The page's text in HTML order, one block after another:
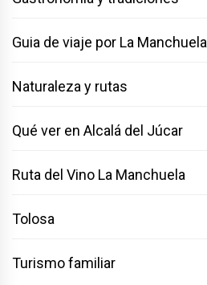
Guia de viaje por La Manchuela
Naturaleza y rutas
Qué ver en Alcalá del Júcar
Ruta del Vino La Manchuela
Tolosa
Turismo familiar